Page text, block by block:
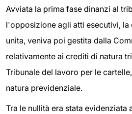
Avviata la prima fase dinanzi al
l'opposizione agli atti esecutivi, la
unita, veniva poi gestita dalla
relativamente ai crediti di natura
Tribunale del lavoro per le
natura previdenziale.
Tra le nullità era stata evidenziata